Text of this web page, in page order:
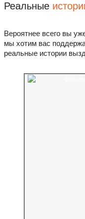
Реальные
Вероятнее всего вы
мы хотим вас
реальные истории